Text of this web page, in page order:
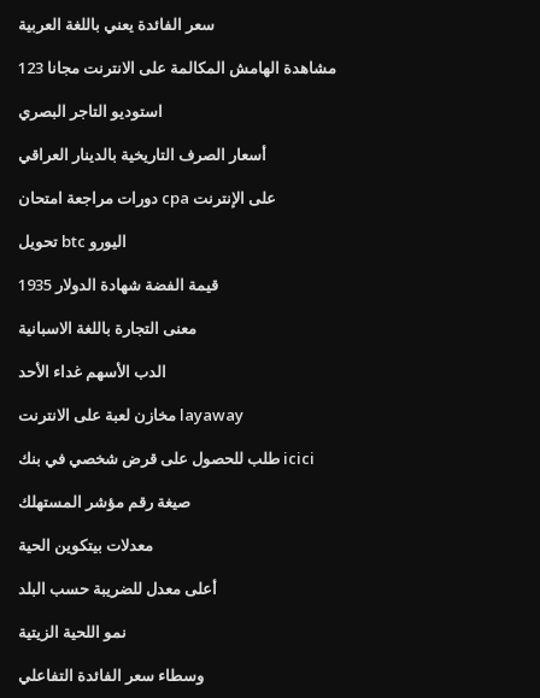
سعر الفائدة يعني باللغة العربية
مشاهدة الهامش المكالمة على الانترنت مجانا 123
استوديو التاجر البصري
أسعار الصرف التاريخية بالدينار العراقي
دورات مراجعة امتحان cpa على الإنترنت
تحويل btc اليورو
قيمة الفضة شهادة الدولار 1935
معنى التجارة باللغة الاسبانية
الدب الأسهم غداء الأحد
مخازن لعبة على الانترنت layaway
طلب للحصول على قرض شخصي في بنك icici
صيغة رقم مؤشر المستهلك
معدلات بيتكوين الحية
أعلى معدل للضريبة حسب البلد
نمو اللحية الزيتية
وسطاء سعر الفائدة التفاعلي